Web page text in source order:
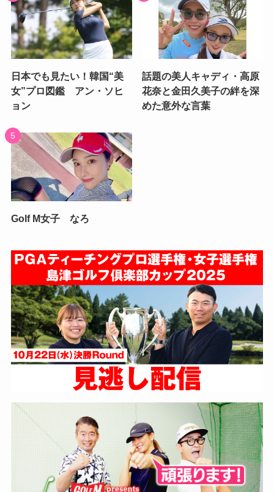
日本でも見たい！韓国“美
女”プロ図鑑 アン・ソヒ
ョン
話題の美人キャディ・高原
花奈と金田久美子の絆を深
めた意外な言葉
Golf M女子 なろ